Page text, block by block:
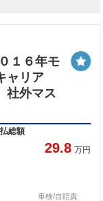
１６年モ
ャリア
外マス
総額
29.8 万円
車検/自賠責